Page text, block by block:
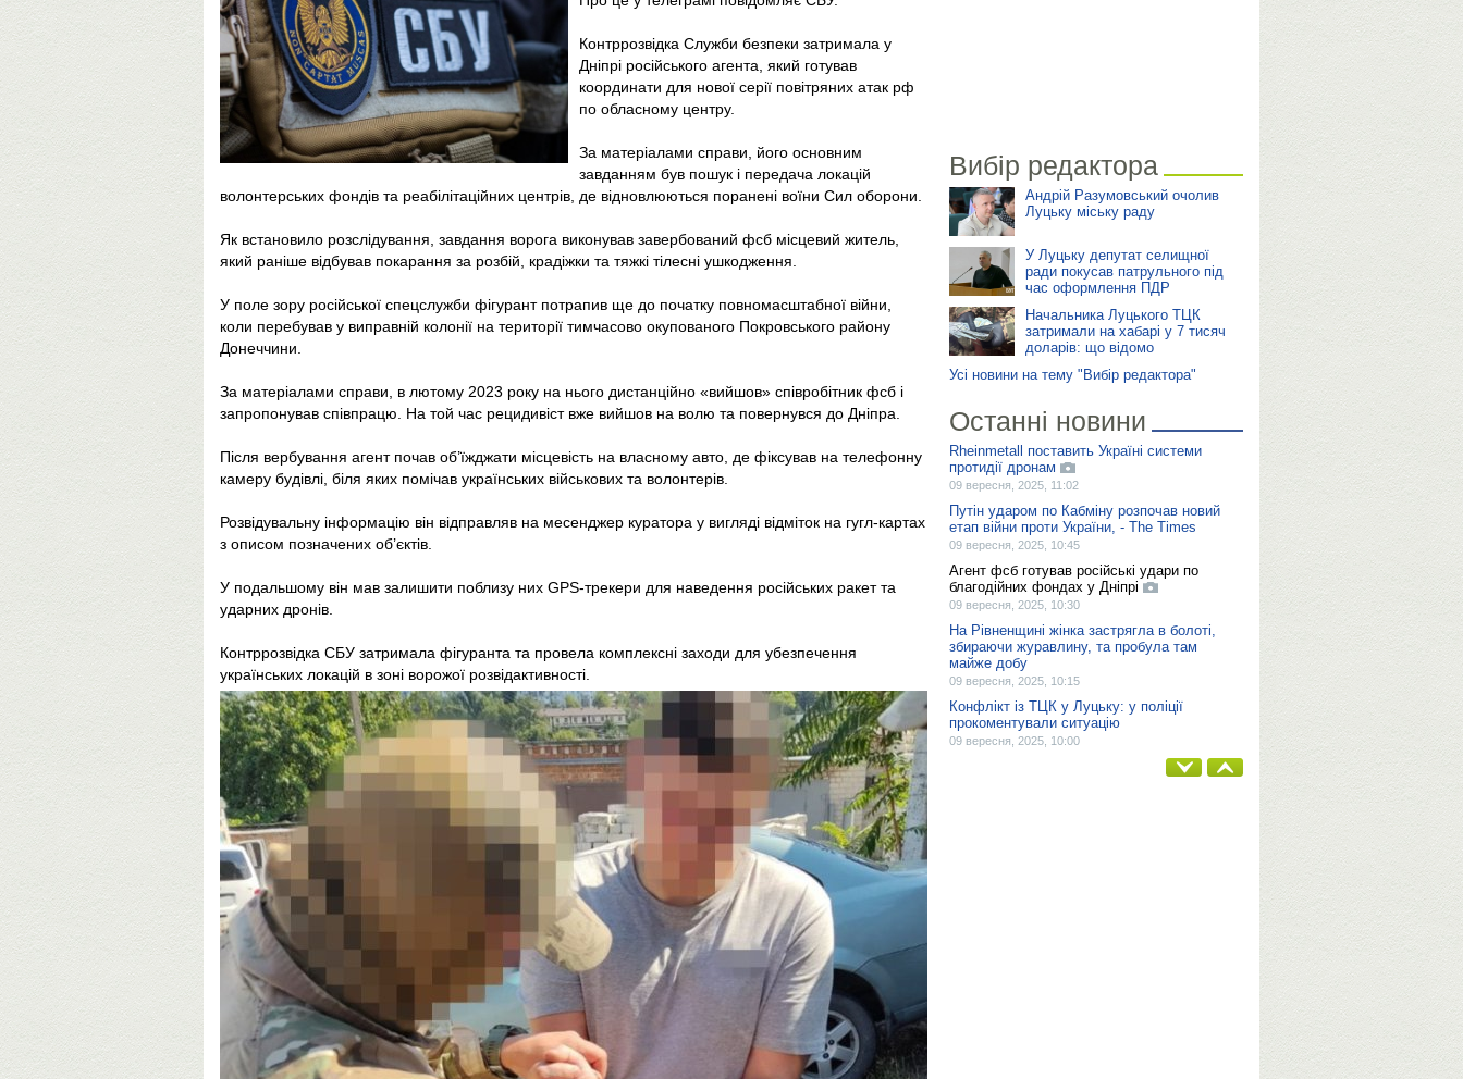
Контррозвідка Служби безпеки затримала у
Дніпрі російського агента, який готував
координати для нової серії повітряних атак рф
по обласному центру.
За матеріалами справи, його основним
завданням був пошук і передача локацій
волонтерських фондів та реабілітаційних центрів, де відновлюються поранені воїни Сил оборони.
Як встановило розслідування, завдання ворога виконував завербований фсб місцевий житель,
який раніше відбував покарання за розбій, крадіжки та тяжкі тілесні ушкодження.
У поле зору російської спецслужби фігурант потрапив ще до початку повномасштабної війни,
коли перебував у виправній колонії на території тимчасово окупованого Покровського району
Донеччини.
За матеріалами справи, в лютому 2023 року на нього дистанційно «вийшов» співробітник фсб і
запропонував співпрацю. На той час рецидивіст вже вийшов на волю та повернувся до Дніпра.
Після вербування агент почав об’їжджати місцевість на власному авто, де фіксував на телефонну
камеру будівлі, біля яких помічав українських військових та волонтерів.
Розвідувальну інформацію він відправляв на месенджер куратора у вигляді відміток на гугл-картах
з описом позначених об’єктів.
У подальшому він мав залишити поблизу них GPS-трекери для наведення російських ракет та
ударних дронів.
Контррозвідка СБУ затримала фігуранта та провела комплексні заходи для убезпечення
українських локацій в зоні ворожої розвідактивності.
Вибір редактора
Андрій Разумовський очолив
Луцьку міську раду
У Луцьку депутат селищної
ради покусав патрульного під
час оформлення ПДР
Начальника Луцького ТЦК
затримали на хабарі у 7 тисяч
доларів: що відомо
Усі новини на тему "Вибір редактора"
Останні новини
Rheinmetall поставить Україні системи
протидії дронам
09 вересня, 2025, 11:02
Путін ударом по Кабміну розпочав новий
етап війни проти України, - The Times
09 вересня, 2025, 10:45
Агент фсб готував російські удари по
благодійних фондах у Дніпрі
09 вересня, 2025, 10:30
На Рівненщині жінка застрягла в болоті,
збираючи журавлину, та пробула там
майже добу
09 вересня, 2025, 10:15
Конфлікт із ТЦК у Луцьку: у поліції
прокоментували ситуацію
09 вересня, 2025, 10:00